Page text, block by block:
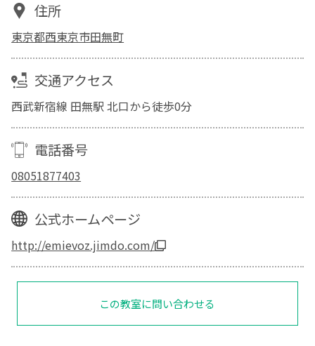
住所
東京都西東京市田無町
交通アクセス
西武新宿線 田無駅 北口から徒歩0分
電話番号
08051877403
公式ホームページ
http://emievoz.jimdo.com/
この教室に問い合わせる